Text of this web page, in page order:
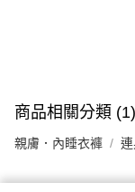
商品相關分類 (1)
親膚．內睡衣褲